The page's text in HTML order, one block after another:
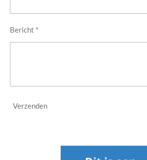
Bericht *
Verzenden